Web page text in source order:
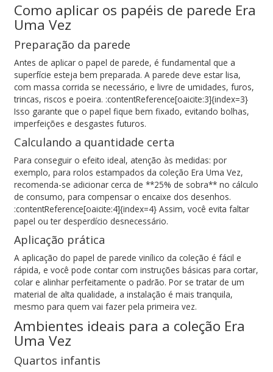
Como aplicar os papéis de parede Era
Uma Vez
Preparação da parede
Antes de aplicar o papel de parede, é fundamental que a
superfície esteja bem preparada. A parede deve estar lisa,
com massa corrida se necessário, e livre de umidades, furos,
trincas, riscos e poeira. :contentReference[oaicite:3]{index=3}
Isso garante que o papel fique bem fixado, evitando bolhas,
imperfeições e desgastes futuros.
Calculando a quantidade certa
Para conseguir o efeito ideal, atenção às medidas: por
exemplo, para rolos estampados da coleção Era Uma Vez,
recomenda-se adicionar cerca de **25% de sobra** no cálculo
de consumo, para compensar o encaixe dos desenhos.
:contentReference[oaicite:4]{index=4} Assim, você evita faltar
papel ou ter desperdício desnecessário.
Aplicação prática
A aplicação do papel de parede vinílico da coleção é fácil e
rápida, e você pode contar com instruções básicas para cortar,
colar e alinhar perfeitamente o padrão. Por se tratar de um
material de alta qualidade, a instalação é mais tranquila,
mesmo para quem vai fazer pela primeira vez.
Ambientes ideais para a coleção Era
Uma Vez
Quartos infantis